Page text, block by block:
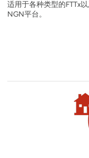
适用于各种类型的FTTx
NGN平台。